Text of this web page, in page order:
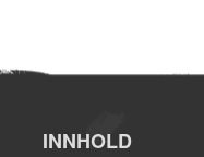
INNHOLD